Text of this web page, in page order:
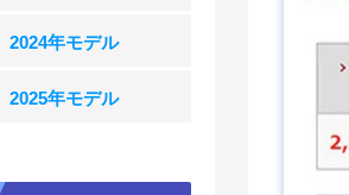
2024年モデル
2025年モデル